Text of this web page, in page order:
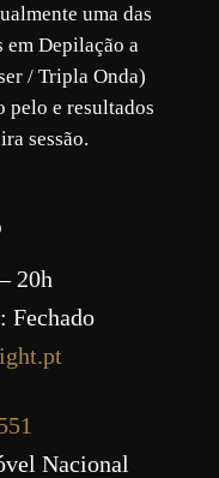
uma das
em Depilação a
/ Tripla Onda)
pelo e resultados
sessão.
20h
Fechado
Nacional